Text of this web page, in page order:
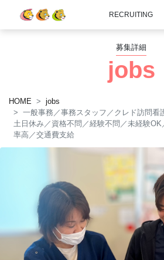
RECRUITING
募集詳細
jobs
HOME
jobs
一般事務／事務スタッフ／クレド訪問看
土日休み／資格不問／経験不問／未経験
率高／交通費支給